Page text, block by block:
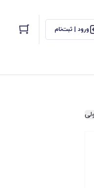
ورود | ثبت‌نام